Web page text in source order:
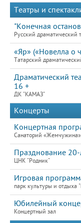
Театры и
"Конечная
Русский драматический
«Яр» («Новелла о
Татарский
Драматический
16 +
ДК "КАМАЗ"
Концерты
Концертная
Санаторий «Жемчужина»
Празднование
ЦНК "Родник"
Игровая
парк культуры и отдыха
Юбилейный
Концертный зал